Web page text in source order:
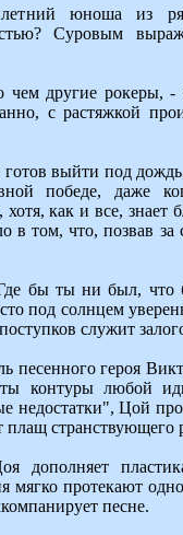
юноша из
Суровым
другие рокеры, -
с растяжкой
выйти под
победе, даже
хотя, как и все,
в том, что, позвав
бы ты ни был, что
под солнцем
служит
песенного героя
контуры любой
недостатки", Цой
странствующего
дополняет
мягко протекают
песне.